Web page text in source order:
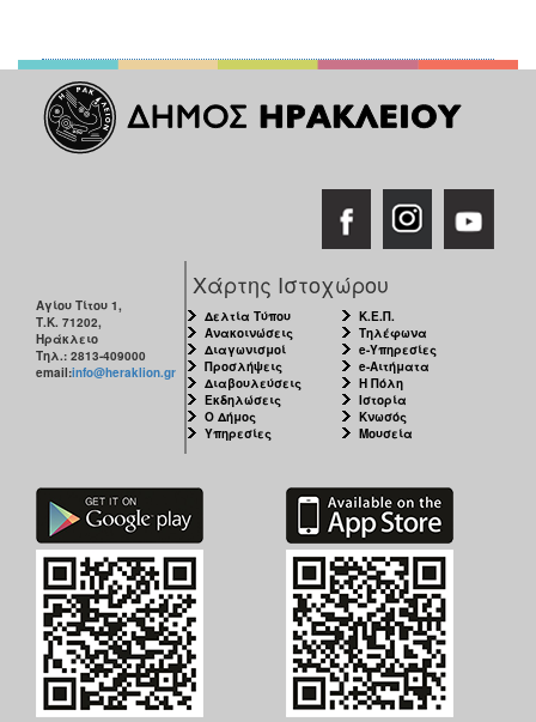
Αγίου Τίτου 1,
Τ.Κ. 71202,
Ηράκλειο
Τηλ.: 2813-409000
email:info@heraklion.gr
Χάρτης Ιστοχώρου
Δελτία Τύπου
Ανακοινώσεις
Διαγωνισμοί
Προσλήψεις
Διαβουλεύσεις
Εκδηλώσεις
Ο Δήμος
Υπηρεσίες
Κ.Ε.Π.
Τηλέφωνα
e-Υπηρεσίες
e-Αιτήματα
Η Πόλη
Ιστορία
Κνωσός
Μουσεία